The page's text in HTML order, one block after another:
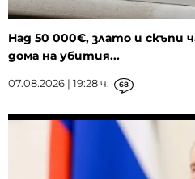
Над 50 000€, злато и скъпи
дома на убития...
07.08.2026 | 19:28 ч. 68